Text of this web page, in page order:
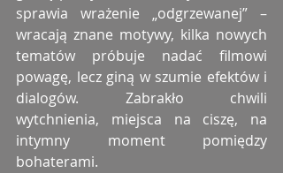
sprawia wrażenie „odgrzewanej” –
wracają znane motywy, kilka nowych
tematów próbuje nadać filmowi
powagę, lecz giną w szumie efektów i
dialogów. Zabrakło chwili
wytchnienia, miejsca na ciszę, na
intymny moment pomiędzy
bohaterami.